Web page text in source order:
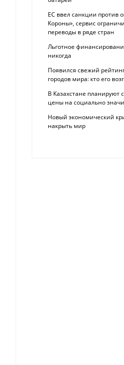
ЕС ввел санкции против
Короны», сервис
переводы в ряде стран
Льготное
никогда
Появился свежий
городов мира: кто его
В Казахстане планируют
цены на социально
Новый экономический
накрыть мир